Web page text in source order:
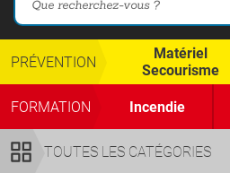
TOUTES LES CATÉGORIES
PRÉVENTION
Matériel
Secourisme
FORMATION Incendie